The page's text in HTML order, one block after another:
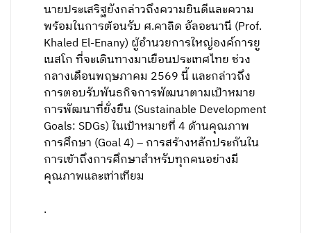
นายประเสริฐยังกล่าวถึงความยินดีและความ
พร้อมในการต้อนรับ ศ.คาลิด อัลอะนานี (Prof.
Khaled El-Enany) ผู้อำนวยการใหญ่องค์การยู
เนสโก ที่จะเดินทางมาเยือนประเทศไทย ช่วง
กลางเดือนพฤษภาคม 2569 นี้ และกล่าวถึง
การตอบรับพันธกิจการพัฒนาตามเป้าหมาย
การพัฒนาที่ยั่งยืน (Sustainable Development
Goals: SDGs) ในเป้าหมายที่ 4 ด้านคุณภาพ
การศึกษา (Goal 4) – การสร้างหลักประกันใน
การเข้าถึงการศึกษาสำหรับทุกคนอย่างมี
คุณภาพและเท่าเทียม
.